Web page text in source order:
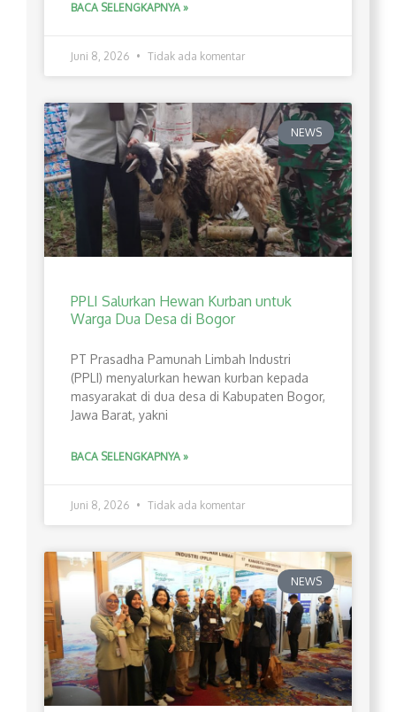
BACA SELENGKAPNYA »
Juni 8, 2026 Tidak ada komentar
NEWS
PPLI Salurkan Hewan Kurban untuk
Warga Dua Desa di Bogor
PT Prasadha Pamunah Limbah Industri
(PPLI) menyalurkan hewan kurban kepada
masyarakat di dua desa di Kabupaten Bogor,
Jawa Barat, yakni
BACA SELENGKAPNYA »
Juni 8, 2026 Tidak ada komentar
NEWS